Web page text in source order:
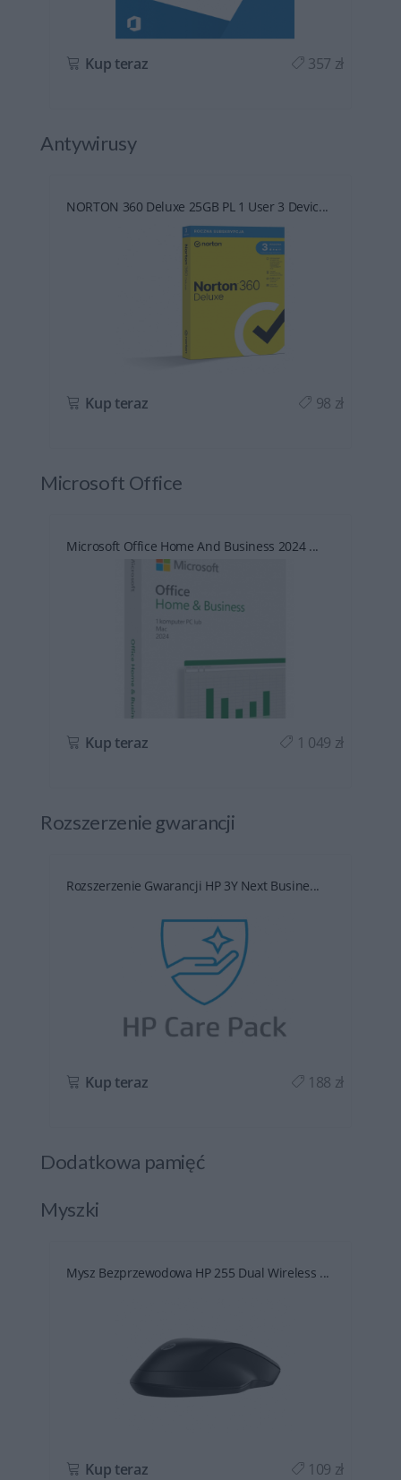
Kup teraz 357 zł
Antywirusy
NORTON 360 Deluxe 25GB PL 1 User 3 Devic...
Kup teraz 98 zł
Microsoft Office
Microsoft Office Home And Business 2024 ...
Kup teraz 1 049 zł
Rozszerzenie gwarancji
Rozszerzenie Gwarancji HP 3Y Next Busine...
Kup teraz 188 zł
Dodatkowa pamięć
Myszki
Mysz Bezprzewodowa HP 255 Dual Wireless ...
Kup teraz 109 zł